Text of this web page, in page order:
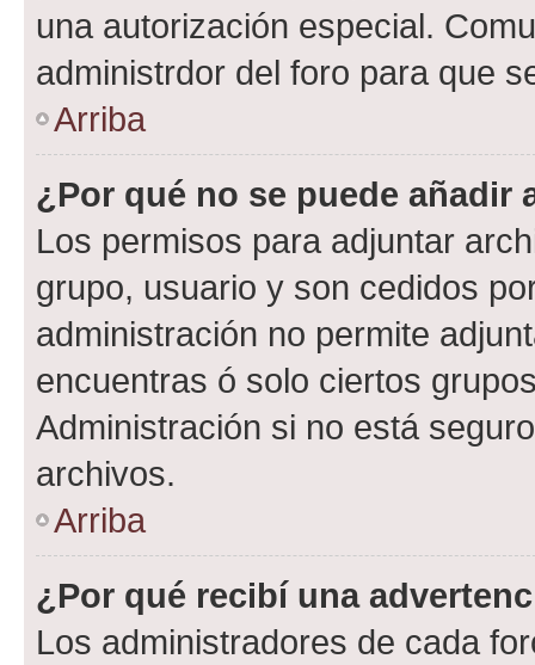
una autorización especial.
administrdor del foro para que
Arriba
¿Por qué no se puede añadir
Los permisos para adjuntar
grupo, usuario y son cedidos
administración no permite
encuentras ó solo ciertos
Administración si no está
archivos.
Arriba
¿Por qué recibí una
Los administradores de cada